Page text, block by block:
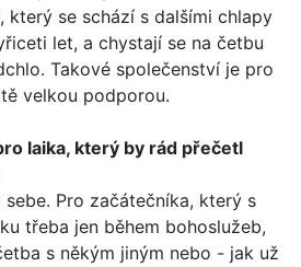
který se schází s dalšími chlapy
let, a chystají se na četbu
Takové společenství je pro
velkou podporou.
laika, který by rád přečetl
Pro začátečníka, který s
třeba jen během bohoslužeb,
s někým jiným nebo - jak už